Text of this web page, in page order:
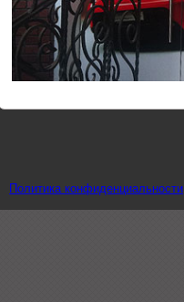
Политика конфиденциальности